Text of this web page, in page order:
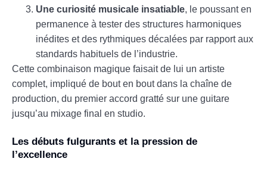
Une curiosité musicale insatiable, le poussant en
permanence à tester des structures harmoniques
inédites et des rythmiques décalées par rapport aux
standards habituels de l’industrie.
Cette combinaison magique faisait de lui un artiste
complet, impliqué de bout en bout dans la chaîne de
production, du premier accord gratté sur une guitare
jusqu’au mixage final en studio.
Les débuts fulgurants et la pression de
l’excellence